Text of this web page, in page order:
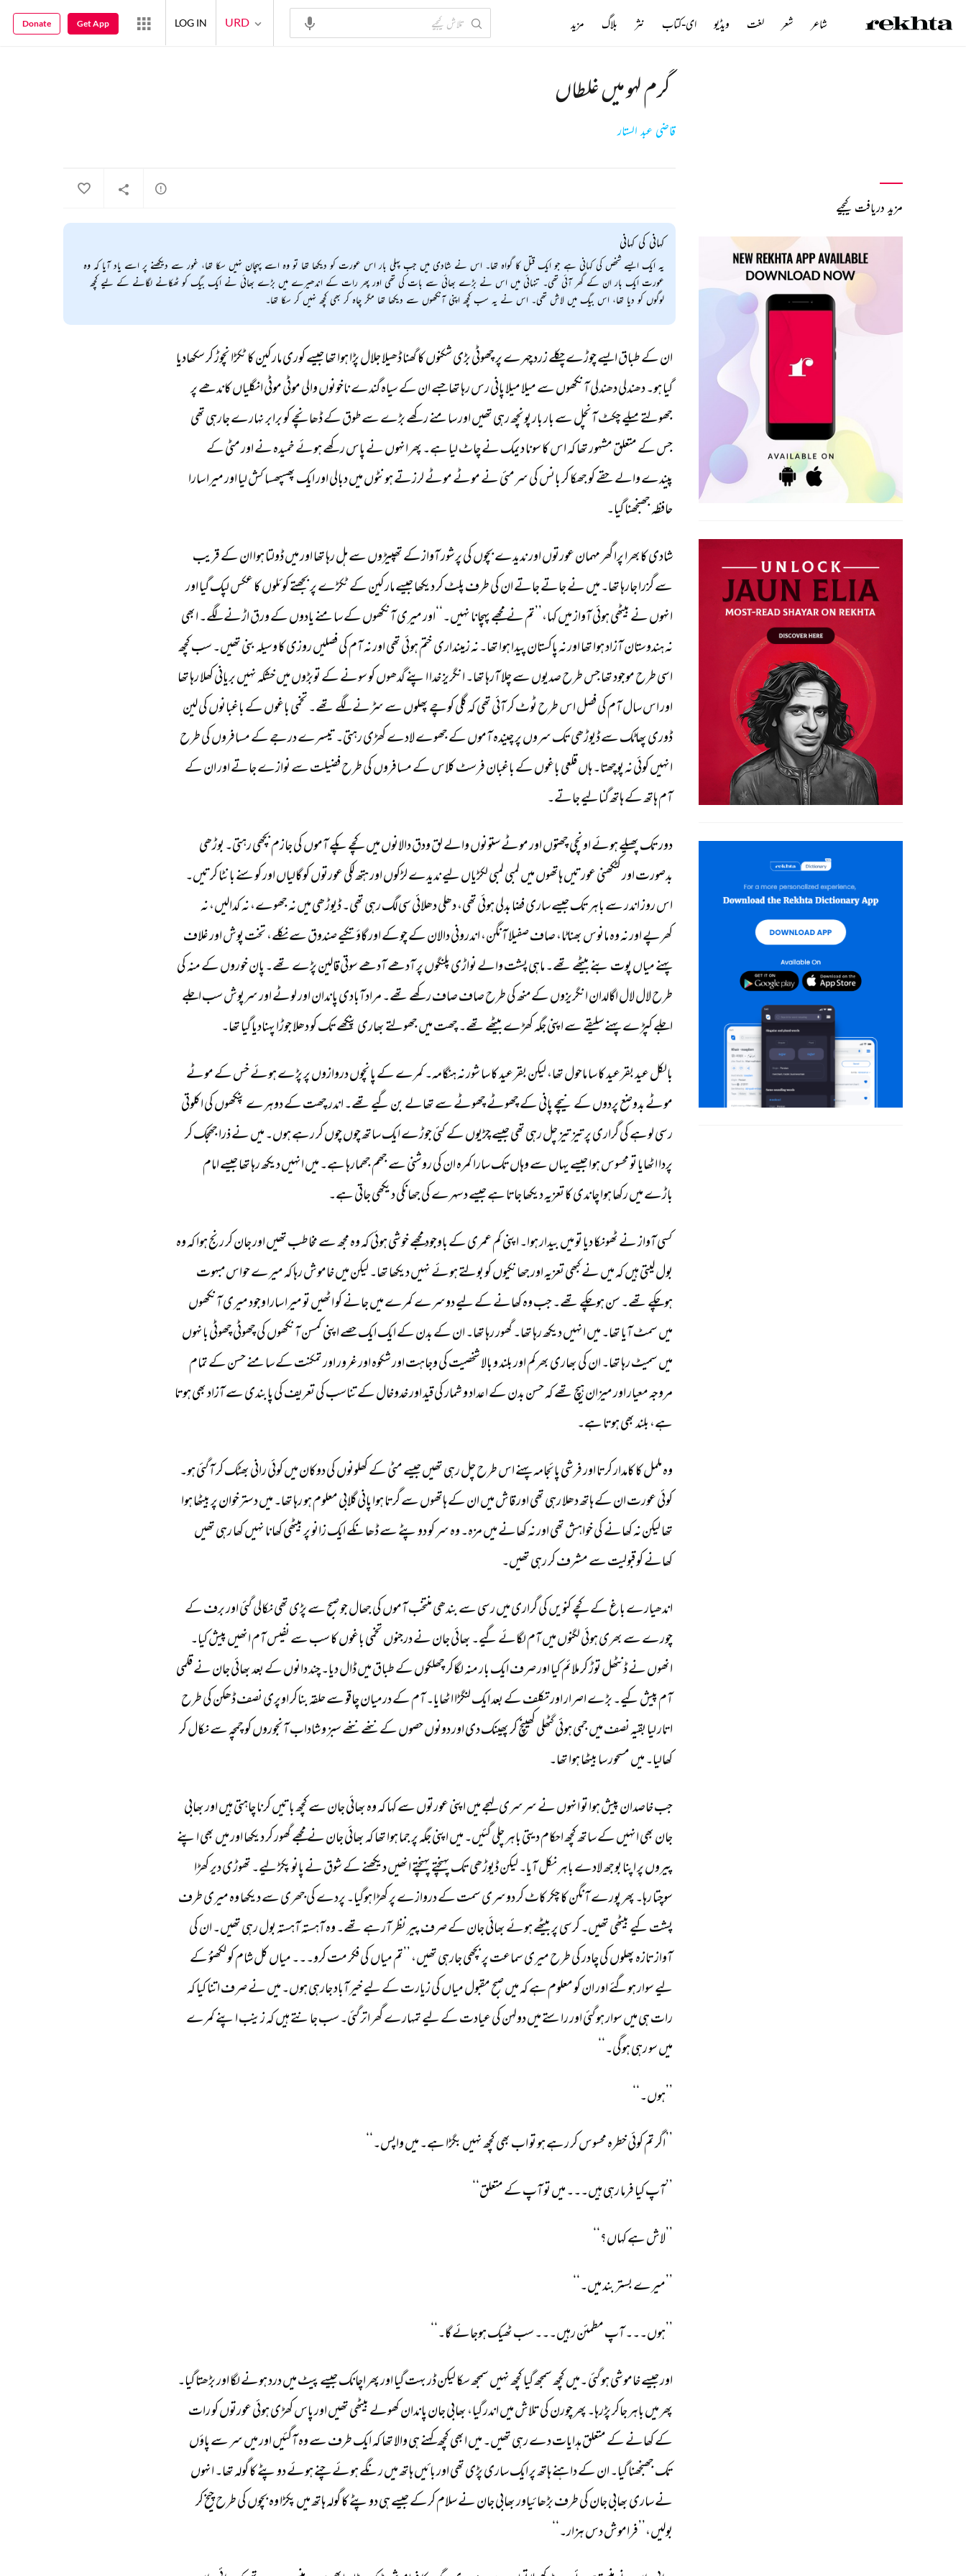
گرم لہو میں غلطاں
قاضی عبد الستار
کہانی کی کہانی
یہ ایک ایسے شخص کی کہانی ہے جو ایک قتل کا گواہ تھا۔ اس نے شادی میں جب پہلی بار اس عورت کو دیکھا تھا تو وہ اسے پہچان نہیں سکا تھا، غور سے دیکھنے پر اسے یاد آیا کہ وہ
عورت ایک بار ان کے گھر آئی تھی۔ تنہائی میں اس نے بڑے بھائی سے بات کی تھی اور پھر رات کے اندھیرے میں بڑے بھائی نے ایک بیگ کو ٹھکانے لگانے کے لیے کچھ
لوگوں کو دیا تھا، اس بیگ میں لاش تھی۔ اس نے یہ سب کچھ اپنی آنکھوں سے دیکھا تھا مگر چاہ کر بھی کچھ نہیں کر سکا تھا۔
ان کے طباق ایسے چوڑے چکلے زرد چہرے پر چھوٹی بڑی شکنوں کا گھنا ڈھیلا جلال پڑا ہوا تھا جیسے کوری مارکین کا ٹکڑا نچوڑ کر سکھادیا
گیا ہو۔ دھندلی دھندلی آنکھوں سے میلا میلا پانی رس رہا تھا جسے ان کے سیاہ گندے ناخونوں والی موٹی موٹی انگلیاں کاندھے پر
جھولتے میلے چکٹ آنچل سے بار بار پونچھ رہی تھیں اور سامنے رکھے بڑے سے طوق کے ڈھانچے کو برابر نہارے جارہی تھی
جس کے متعلق مشہور تھا کہ اس کا سونا دیمک نے چاٹ لیا ہے۔ پھر انہوں نے پاس رکھے ہوئے خمیدہ نے اور مٹی کے
پیندے والے حقے کو جھکا کر بانس کی سرمئی نے موٹے موٹے لرزتے ہونٹوں میں دبالی اور ایک پھسپھسا کش لیا اور میرا سارا
حافظہ جھنجھنا گیا۔
شادی کابھرا پرا گھر مہمان عورتوں اور ندیدے بچوں کی پرشور آوازکے تھپیڑوں سے ہل رہا تھا اور میں ڈولتا ہوا ان کے قریب
سے گزرا جارہا تھا۔ میں نے جاتے جاتے ان کی طرف پلٹ کر دیکھا جیسے مارکین کے ٹکڑے پر بجھتے کوئلوں کا عکس لپک گیا اور
انہوں نے بیٹھی ہوئی آواز میں کہا،’’تم نے مجھے پہچانا نہیں۔‘‘اور میری آنکھوں کے سامنے یادوں کے ورق اڑنے لگے۔ ابھی
نہ ہندوستان آزاد ہوا تھا اور نہ پاکستان پیدا ہوا تھا۔ نہ زمینداری ختم ہوئی تھی اور نہ آم کی فصلیں روزی کا وسیلہ بنی تھیں۔ سب کچھ
اسی طرح موجود تھا جس طرح صدیوں سے چلا آرہا تھا۔ انگریز خدا اپنے گدھوں کو سونے کے توبڑوں میں خشکہ نہیں بریانی کھلا رہا تھا
اور اس سال آم کی فصل اس طرح ٹوٹ کر آئی تھی کہ گلی کوچے پھلوں سے سڑنے لگے تھے۔ تخمی باغوں کے باغبانوں کی لین
ڈوری پھاٹک سے ڈیوڑھی تک سروں پر چیندہ آموں کے جھوے لادے کھڑی رہتی۔ تیسرے درجے کے مسافروں کی طرح
انہیں کوئی نہ پوچھتا۔ ہاں قلعی باغوں کے باغبان فرسٹ کلاس کے مسافروں کی طرح فضیلت سے نوازے جاتے اور ان کے
آم ہاتھ کے ہاتھ گنالیے جاتے۔
دور تک پھیلے ہوئے اونچی چھتوں اور موٹے ستونوں والے لق ودق دالانوں میں کچے پکے آموں کی جازم بچھی رہتی۔ بوڑھی
بدصورت اور کٹکھنی عورتیں ہاتھوں میں لمبی لمبی لکڑیاں لیے ندیدے لڑکوں اور ہتھ لکی عورتوں کو گالیاں اور کوسنے بانٹا کرتیں۔
اس روز اندر سے باہر تک جیسے ساری فضا بدلی ہوئی تھی، دھلی دھلائی سی لگ رہی تھی۔ ڈیوڑھی میں نہ جھوے، نہ کدالیں، نہ
کھرپے اور نہ وہ مانوس بھناٹا، صاف صفیلا آنگن، اندرونی دالان کے چوکے اور گاؤ تکیے صندوق سے نکلے، تخت پوش اور غلاف
پہنے میاں پوت بنے بیٹھے تھے۔ ماہی پشت والے نواڑی پلنگوں پر آدھے آدھے سوتی قالین پڑے تھے۔ پان خوروں کے منہ کی
طرح لال لال اگالدان انگریزوں کے منھ کی طرح صاف صاف رکھے تھے۔ مرادآبادی پاندان اور لوٹے اور سرپوش سب اجلے
اجلے کپڑے پہنے سلیقے سے اپنی جگہ کھڑے بیٹھے تھے۔ چھت میں جھولتے بھاری پنکھے تک کو دھلا جوڑا پہنادیا گیا تھا۔
بالکل عید بقرعید کا سا ماحول تھا، لیکن بقرعید کا سا شور نہ ہنگامہ۔ کمرے کے پانچوں دروازوں پر پڑے ہوئے خس کے موٹے
موٹے بدوضع پردوں کے نیچے پانی کے چھوٹے چھوٹے سے تھالے بن گیے تھے۔ اندر چھت کے دوہرے پنکھوں کی اکلوتی
رسی لوہے کی گراری پر تیز تیز چل رہی تھی جیسے چڑیوں کے کئی جوڑے ایک ساتھ چوں چوں کر رہے ہوں۔ میں نے ذرا جھجک کر
پردا اٹھایا تو محسوس ہوا جیسے یہاں سے وہاں تک سارا کمرہ ان کی روشنی سے جھم جھمارہا ہے۔ میں انہیں دیکھ رہا تھا جیسے امام
باڑے میں رکھا ہوا چاندی کا تعزیہ دیکھا جاتا ہے جیسے دسہرے کی جھانکی دیکھی جاتی ہے۔
کسی آواز نے ٹھونکا دیا تو میں بیدار ہوا۔ اپنی کم عمری کے باوجود مجھے خوشی ہوئی کہ وہ مجھ سے مخاطب تھیں اور جان کر رنج ہوا کہ وہ
بول لیتی ہیں کہ میں نے کبھی تعزیہ اور جھانکیوں کو بولتے ہوئے نہیں دیکھا تھا۔ لیکن میں خاموش رہا کہ میرے حواس مبہوت
ہوچکے تھے۔ سن ہوچکے تھے۔ جب وہ کھانے کے لیے دوسرے کمرے میں جانے کو اٹھیں تو میرا سارا وجود میری آنکھوں
میں سمٹ آیا تھا۔ میں انہیں دیکھ رہا تھا۔ گھور رہا تھا۔ ان کے بدن کے ایک ایک حصے اپنی کمسن آنکھوں کی چھوٹی چھوٹی بانہوں
میں سمیٹ رہا تھا۔ ان کی بھاری بھرکم اور بلند و بالا شخصیت کی وجاہت اور شکوہ اور غرور اور تمکنت کے سامنے حسن کے تمام
مروجہ معیار اور میزان ہیچ تھے کہ حسن بدن کے اعداد و شمار کی قید اور خدوخال کے تناسب کی تعریف کی پابندی سے آزاد بھی ہوتا
ہے، بلند بھی ہوتا ہے۔
وہ ململ کا کامدار کرتا اور فرشی پائجامہ پہنے اس طرح چل رہی تھیں جیسے مٹی کے کھلونوں کی دوکان میں کوئی رانی بھٹک کر آگئی ہو۔
کوئی عورت ان کے ہاتھ دھلا رہی تھی اور قاش میں ان کے ہاتھوں سے گرتا ہوا پانی گلابی معلوم ہو رہا تھا۔ میں دسترخوان پر بیٹھا ہوا
تھا لیکن نہ کھانے کی خواہش تھی اور نہ کھانے میں مزہ۔ وہ سر کو دوپٹے سے ڈھانکے ایک زانو پر بیٹھی کھانا نہیں کھا رہی تھیں
کھانے کو قبولیت سے مشرف کر رہی تھیں۔
اندھیارے باغ کے کچے کنویں کی گراری میں رسی سے بندھی منتخب آموں کی جھال جو صبح سے پڑی تھی نکالی گئی اور برف کے
چورے سے بھری ہوئی لگنوں میں آم لگائے گیے۔ بھائی جان نے درجنوں تخمی باغوں کا سب سے نفیس آم انھیں پیش کیا۔
انھوں نے ڈنٹھل توڑ کر ملائم کیا اور صرف ایک بار منہ لگاکر چھلکوں کے طباق میں ڈال دیا۔ چند دانوں کے بعد بھائی جان نے قلمی
آم پیش کیے۔ بڑے اصرار اور تکلف کے بعد ایک لنگڑا اٹھایا۔ آم کے درمیان چاقو سے حلقہ بناکر اوپری نصف ڈھکن کی طرح
اتار لیا بقیہ نصف میں جمی ہوئی گٹھلی کھینچ کر پھینک دی اور دونوں حصوں کے ننھے ننھے سبز و شاداب آنجوروں کو چمچہ سے نکال کر
کھالیا۔ میں مسحور سا بیٹھا ہوا تھا۔
جب خاصدان پیش ہوا تو انہوں نے سرسری لہجے میں اپنی عورتوں سے کہا کہ وہ بھائی جان سے کچھ باتیں کرنا چاہتی ہیں اور بھابی
جان بھی انہیں کے ساتھ کچھ احکام دیتی باہر چلی گئیں۔ میں اپنی جگہ پر جما ہوا تھا کہ بھائی جان نے مجھے گھور کر دیکھا اور میں بھی اپنے
پیروں پر اپنا بوجھ لادے باہر نکل آیا۔ لیکن ڈیوڑھی تک پہنچتے پہنچتے انھیں دیکھنے کے شوق نے پانو پکڑ لیے۔ تھوڑی دیر کھڑا
سوچتا رہا۔ پھر پورے آنگن کا چکر کاٹ کر دوسری سمت کے دروازے پر کھڑا ہوگیا۔ پردے کی جھری سے دیکھا وہ میری طرف
پشت کیے بیٹھی تھیں۔ کرسی پر بیٹھے ہوئے بھائی جان کے صرف پیر نظر آرہے تھے۔ وہ آہستہ آہستہ بول رہی تھیں۔ ان کی
آواز تازہ پھلوں کی چادر کی طرح میری سماعت پر بچھی جارہی تھیں، ’’تم میاں کی فکر مت کرو۔۔۔ میاں کل شام کو لکھنؤ کے
لیے سوار ہوگئے اور ان کو معلوم ہے کہ میں صبح مقبول میاں کی زیارت کے لیے خیرآباد جارہی ہوں۔ میں نے صرف اتنا کیا کہ
رات ہی میں سوار ہوگئی اور راستے میں دولہن کی عیادت کے لیے تمہارے گھر اترگئی۔ سب جانتے ہیں کہ زینب اپنے کمرے
میں سو رہی ہوگی۔‘‘
’’ہوں۔‘‘
’’اگر تم کوئی خطرہ محسوس کر رہے ہو تو اب بھی کچھ نہیں بگڑا ہے۔ میں واپس۔‘‘
’’آپ کیا فرما رہی ہیں۔۔۔ میں تو آپ کے متعلق‘‘
’’لاش ہے کہاں؟‘‘
’’میرے بستر بند میں۔‘‘
’’ہوں۔۔۔ آپ مطمئن رہیں۔۔۔ سب ٹھیک ہوجائے گا۔‘‘
اور جیسے خاموشی ہوگئی ۔میں کچھ سمجھ گیا کچھ نہیں سمجھ سکا لیکن ڈر بہت گیا اور پھر اچانک جیسے پیٹ میں درد ہونے لگا اور بڑھتا گیا۔
پھر میں باہر جاکر پڑرہا۔ پھر چورن کی تلاش میں اندر گیا، بھابی جان پاندان کھولے بیٹھی تھیں اور پاس کھڑی ہوئی عورتوں کو رات
کے کھانے کے متعلق ہدایات دے رہی تھیں۔ میں ابھی کچھ کہنے ہی والا تھا کہ ایک طرف سے وہ آگئیں اور میں سر سے پاؤں
تک جھنجھنا گیا۔ ان کے داہنے ہاتھ پر ایک ساری پڑی تھی اور بائیں ہاتھ میں رنگے ہوئے چنے ہوئے دوپٹے کا گولہ تھا۔ انہوں
نے ساری بھابی جان کی طرف بڑھائیاور بھابی جان نے سلام کرکے جیسے ہی دوپٹے کا گولہ ہاتھ میں پکڑا وہ بچوں کی طرح چیخ کر
بولیں،’’فراموش دس ہزار۔‘‘
مزید دریافت کیجیے
شاعر شعر لغت ویڈیو ای-کتاب نثر بلاگ مزید URD
LOG IN
Get App
Donate